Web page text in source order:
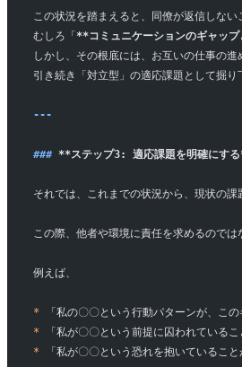
この状況を踏まえると、同僚が返信しな
むしろ「 **コミュニケーションのギャッ
しかし、その根底には、お互いの仕事の
引き続き「対立型」の適応課題として掘り
---
### **ステップ3: 適応課題を明確にす
それでは、これまでの状況から、現状の
この際、他者や環境に責任を求めるので
例えば、
* 「私の〇〇という行動パターンが、こ
* 「私が〇〇という前提に囚われている
* 「私が〇〇という恐れを抱いているこ